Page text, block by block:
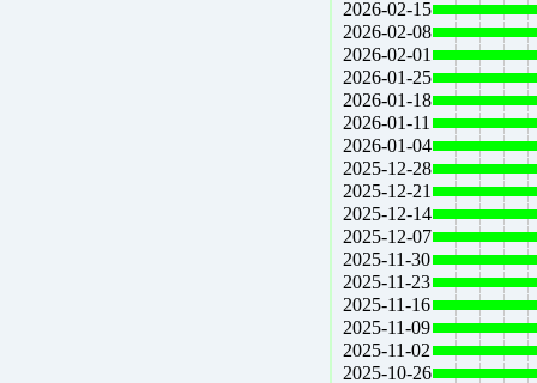
2026-02-15
2026-02-08
2026-02-01
2026-01-25
2026-01-18
2026-01-11
2026-01-04
2025-12-28
2025-12-21
2025-12-14
2025-12-07
2025-11-30
2025-11-23
2025-11-16
2025-11-09
2025-11-02
2025-10-26